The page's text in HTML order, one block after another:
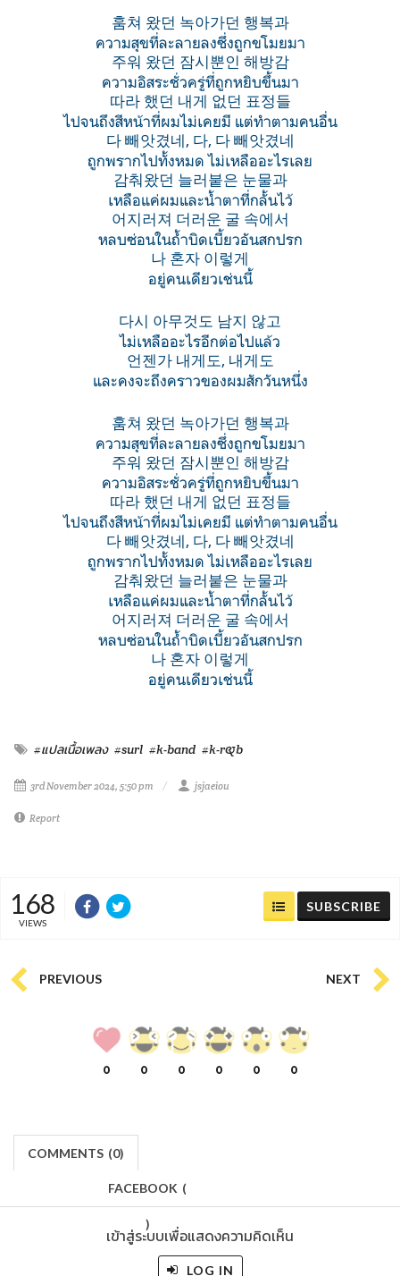
훔쳐 왔던 녹아가던 행복과
ความสุขที่ละลายลงซึ่งถูกขโมยมา
주워 왔던 잠시뿐인 해방감
ความอิสระชั่วครู่ที่ถูกหยิบขึ้นมา
따라 했던 내게 없던 표정들
ไปจนถึงสีหน้าที่ผมไม่เคยมี แต่ทำตามคนอื่น
다 빼앗겼네, 다, 다 빼앗겼네
ถูกพรากไปทั้งหมด ไม่เหลืออะไรเลย
감춰왔던 늘러붙은 눈물과
เหลือแค่ผมและน้ำตาที่กลั้นไว้
어지러져 더러운 굴 속에서
หลบซ่อนในถ้ำบิดเบี้ยวอันสกปรก
나 혼자 이렇게
อยู่คนเดียวเช่นนี้
다시 아무것도 남지 않고
ไม่เหลืออะไรอีกต่อไปแล้ว
언젠가 내게도, 내게도
และคงจะถึงคราวของผมสักวันหนึ่ง
훔쳐 왔던 녹아가던 행복과
ความสุขที่ละลายลงซึ่งถูกขโมยมา
주워 왔던 잠시뿐인 해방감
ความอิสระชั่วครู่ที่ถูกหยิบขึ้นมา
따라 했던 내게 없던 표정들
ไปจนถึงสีหน้าที่ผมไม่เคยมี แต่ทำตามคนอื่น
다 빼앗겼네, 다, 다 빼앗겼네
ถูกพรากไปทั้งหมด ไม่เหลืออะไรเลย
감춰왔던 늘러붙은 눈물과
เหลือแค่ผมและน้ำตาที่กลั้นไว้
어지러져 더러운 굴 속에서
หลบซ่อนในถ้ำบิดเบี้ยวอันสกปรก
나 혼자 이렇게
อยู่คนเดียวเช่นนี้
#แปลเนื้อเพลง #surl #k-band #k-r&b
3rd November 2024, 5:50 pm jsjaeiou
Report
168
VIEWS
SUBSCRIBE
PREVIOUS NEXT
0 0 0 0 0 0
COMMENTS (0)
FACEBOOK (
)
เข้าสู่ระบบเพื่อแสดงความคิดเห็น
LOG IN